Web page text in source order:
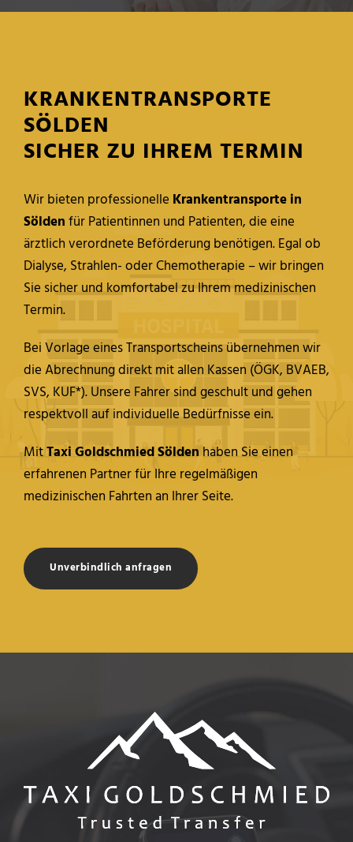
KRANKENTRANSPORTE
SÖLDEN
SICHER ZU IHREM TERMIN
Wir bieten professionelle Krankentransporte in
Söldenfür Patientinnen und Patienten, die eine
ärztlich verordnete Beförderung benötigen. Egal ob
Dialyse, Strahlen- oder Chemotherapie – wir bringen
Sie sicher und komfortabel zu Ihrem medizinischen
Termin.
Bei Vorlage eines Transportscheins übernehmen wir
die Abrechnung direkt mit allen Kassen (ÖGK, BVAEB,
SVS, KUF*). Unsere Fahrer sind geschult und gehen
respektvoll auf individuelle Bedürfnisse ein.
MitTaxi Goldschmied Sölden haben Sie einen
erfahrenen Partner für Ihre regelmäßigen
medizinischen Fahrten an Ihrer Seite.
Unverbindlich anfragen